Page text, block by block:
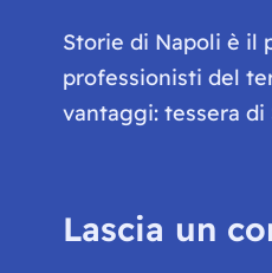
Storie di Napoli è il
professionisti del
vantaggi: tessera
Lascia un